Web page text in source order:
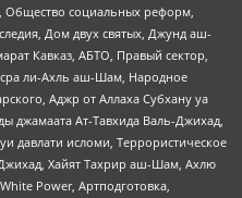
Общество социальных реформ,
Дом двух святых, Джунд аш-
Кавказ, АБТО, Правый сектор,
ли-Ахль аш-Шам, Народное
Аджр от Аллаха Субхану уа
джамаата Ат-Тавхида Валь-Джихад,
давлати исломи, Террористическое
Хайят Тахрир аш-Шам, Ахлю
Power, Артподготовка,